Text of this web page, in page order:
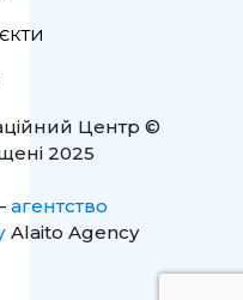
Центр ©
2025
агентство
Alaito Agency